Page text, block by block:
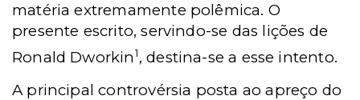
matéria extremamente polêmica. O
presente escrito, servindo-se das lições de
Ronald Dworkin1, destina-se a esse intento.
A principal controvérsia posta ao apreço do